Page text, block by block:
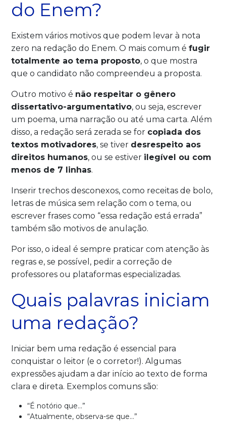
do Enem?
Existem vários motivos que podem levar à nota
zero na redação do Enem. O mais comum éfugir
totalmente ao tema proposto, o que mostra
que o candidato não compreendeu a proposta.
Outro motivo é não respeitar o gênero
dissertativo-argumentativo, ou seja, escrever
um poema, uma narração ou até uma carta. Além
disso, a redação será zerada se for copiada dos
textos motivadores, se tiver desrespeito aos
direitos humanos, ou se estiver ilegível ou com
menos de 7 linhas.
Inserir trechos desconexos, como receitas de bolo,
letras de música sem relação com o tema, ou
escrever frases como “essa redação está errada”
também são motivos de anulação.
Por isso, o ideal é sempre praticar com atenção às
regras e, se possível, pedir a correção de
professores ou plataformas especializadas.
Quais palavras iniciam
uma redação?
Iniciar bem uma redação é essencial para
conquistar o leitor (e o corretor!). Algumas
expressões ajudam a dar início ao texto de forma
clara e direta. Exemplos comuns são:
“É notório que…”
“Atualmente, observa-se que…”